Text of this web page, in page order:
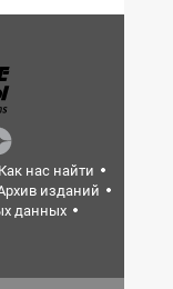
Как нас найти
изданий
данных